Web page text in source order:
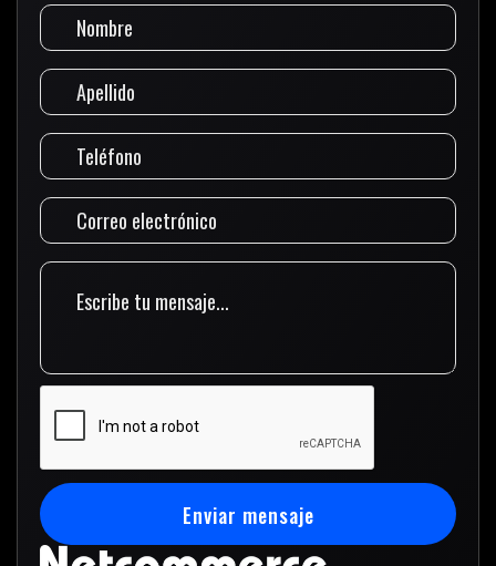
Enviar mensaje
Enviar mensaje